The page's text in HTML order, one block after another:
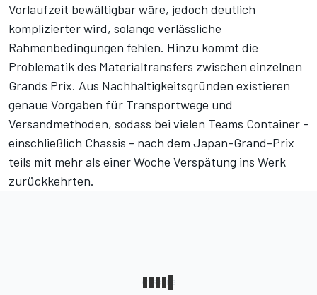
Vorlaufzeit bewältigbar wäre, jedoch deutlich
komplizierter wird, solange verlässliche
Rahmenbedingungen fehlen. Hinzu kommt die
Problematik des Materialtransfers zwischen einzelnen
Grands Prix. Aus Nachhaltigkeitsgründen existieren
genaue Vorgaben für Transportwege und
Versandmethoden, sodass bei vielen Teams Container -
einschließlich Chassis - nach dem Japan-Grand-Prix
teils mit mehr als einer Woche Verspätung ins Werk
zurückkehrten.